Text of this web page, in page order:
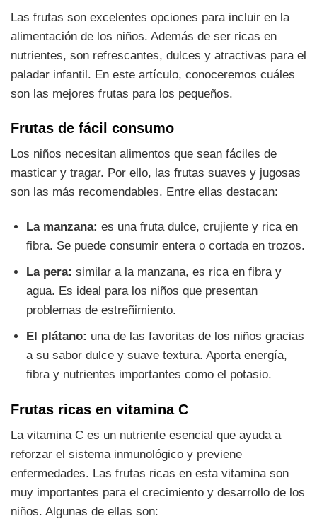
Las frutas son excelentes opciones para incluir en la
alimentación de los niños. Además de ser ricas en
nutrientes, son refrescantes, dulces y atractivas para el
paladar infantil. En este artículo, conoceremos cuáles
son las mejores frutas para los pequeños.
Frutas de fácil consumo
Los niños necesitan alimentos que sean fáciles de
masticar y tragar. Por ello, las frutas suaves y jugosas
son las más recomendables. Entre ellas destacan:
La manzana: es una fruta dulce, crujiente y rica en
fibra. Se puede consumir entera o cortada en trozos.
La pera: similar a la manzana, es rica en fibra y
agua. Es ideal para los niños que presentan
problemas de estreñimiento.
El plátano: una de las favoritas de los niños gracias
a su sabor dulce y suave textura. Aporta energía,
fibra y nutrientes importantes como el potasio.
Frutas ricas en vitamina C
La vitamina C es un nutriente esencial que ayuda a
reforzar el sistema inmunológico y previene
enfermedades. Las frutas ricas en esta vitamina son
muy importantes para el crecimiento y desarrollo de los
niños. Algunas de ellas son: